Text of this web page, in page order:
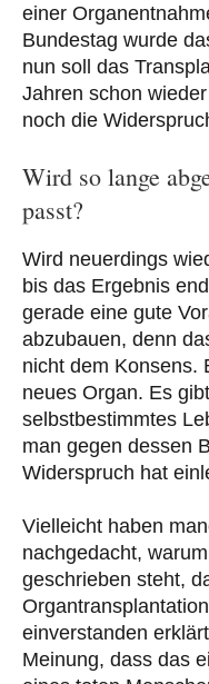
einer
Bundestag wurde
nun soll das
Jahren schon
noch die
Wird so lange
passt?
Wird neuerdings
bis das Ergebnis
gerade eine gute
abzubauen, denn
nicht dem Konsens.
neues Organ. Es
selbstbestimmtes
man gegen dessen
Widerspruch hat
Vielleicht haben
nachgedacht,
geschrieben steht,
einverstanden
Meinung, dass das